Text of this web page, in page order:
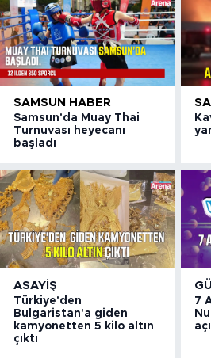
SAMSUN HABER
Samsun'da Muay Thai
Turnuvası heyecanı
başladı
ASAYIŞ
Türkiye'den
Bulgaristan'a giden
kamyonetten 5 kilo altın
çıktı
7